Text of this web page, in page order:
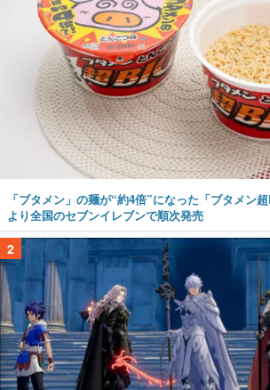
「ブタメン」の麺が“約4倍”になった「ブタメン
より全国のセブンイレブンで順次発売
2